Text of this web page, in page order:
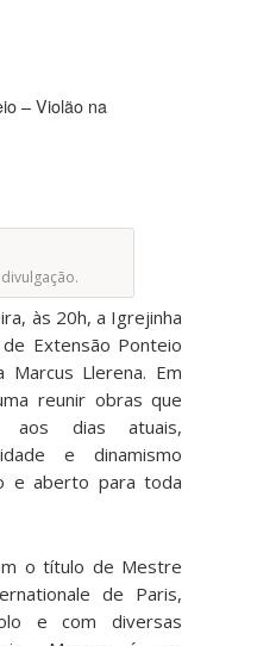
– Violão na
às 20h, a Igrejinha
Extensão Ponteio
Llerena. Em
reunir obras que
aos dias atuais,
e dinamismo
e aberto para toda
o título de Mestre
de Paris,
e com diversas